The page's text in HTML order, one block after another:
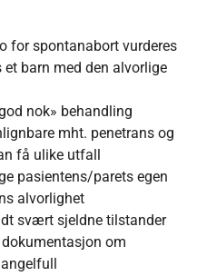
for spontanabort vurderes
barn med den alvorlige
nok» behandling
mht. penetrans og
få ulike utfall
pasientens/parets egen
alvorlighet
svært sjeldne tilstander
om